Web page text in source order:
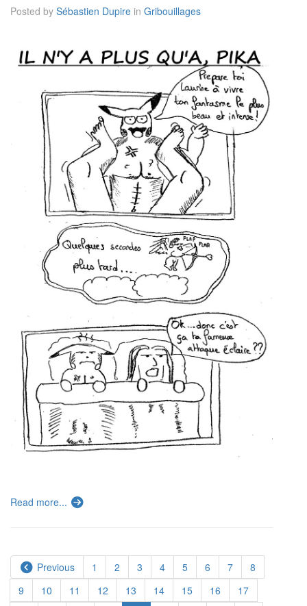
Posted by Sébastien Dupire in Gribouillages
Read more...
Previous 1 2 3 4 5 6 7
8
9
10 11 12 13 14 15 16
17